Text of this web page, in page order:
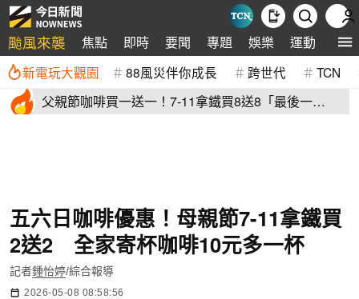
颱風來襲 焦點 即時 要聞 專題 娛樂 運動 全球
新電玩大觀園 88風災伴你成長 跨世代 TCN
父親節咖啡買一送一！7-11拿鐵買8送8「最後一
五六日咖啡優惠！母親節7-11拿鐵買
2送2 全家寄杯咖啡10元多一杯
記者鍾怡婷/綜合報導
2026-05-08 08:58:56